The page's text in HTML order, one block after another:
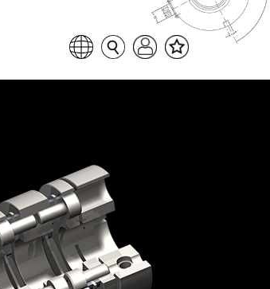
Sprache auswählen
Seitensuche
Login
Favoritenliste